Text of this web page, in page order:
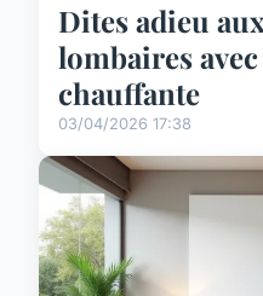
Dites adieu
lombaires
chauffante
03/04/2026 17:38